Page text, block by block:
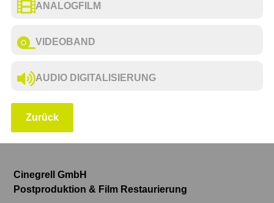
ANALOGFILM
VIDEOBAND
AUDIO DIGITALISIERUNG
Zurück
Cinegrell GmbH
Postproduktion & Film Restaurierung